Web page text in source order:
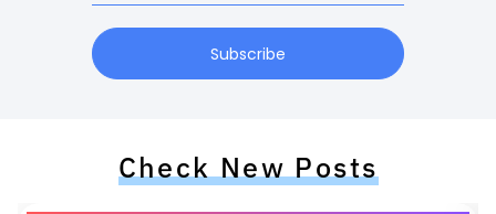
Subscribe
Check New Posts